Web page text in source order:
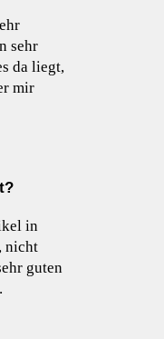
sehr
da liegt,
mir
in
nicht
guten